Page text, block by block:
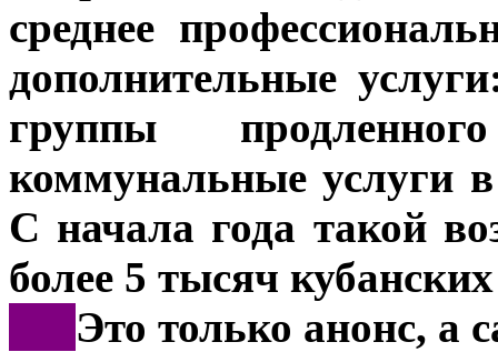
среднее
дополнительные
группы
коммунальные услуги
С начала года такой
более 5 тысяч
Это только анонс, а